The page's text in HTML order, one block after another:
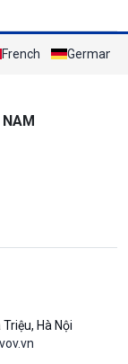
French German
Hà Nội